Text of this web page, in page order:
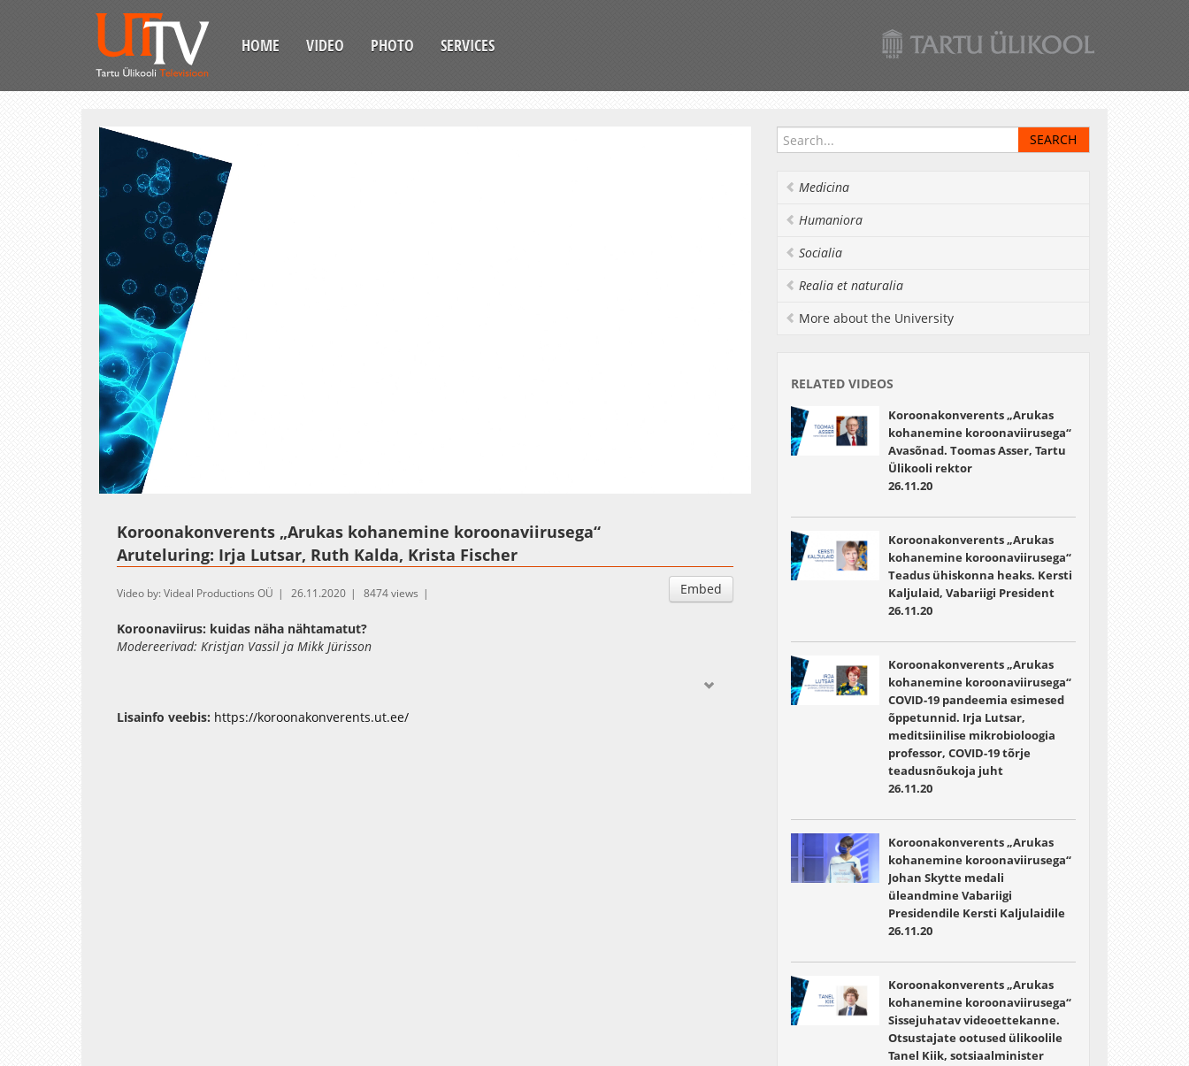
HOME VIDEO PHOTO SERVICES
Koroonakonverents „Arukas kohanemine koroonaviirusega“
Aruteluring: Irja Lutsar, Ruth Kalda, Krista Fischer
Embed
Video by: Videal Productions OÜ 26.11.2020 8474 views
Koroonaviirus: kuidas näha nähtamatut?
Modereerivad: Kristjan Vassil ja Mikk Jürisson
Lisainfo veebis: https://koroonakonverents.ut.ee/
Medicina
Humaniora
Socialia
Realia et naturalia
More about the University
RELATED VIDEOS
Koroonakonverents „Arukas
kohanemine koroonaviirusega“
Avasõnad. Toomas Asser, Tartu
Ülikooli rektor
26.11.20
Koroonakonverents „Arukas
kohanemine koroonaviirusega“
Teadus ühiskonna heaks. Kersti
Kaljulaid, Vabariigi President
26.11.20
Koroonakonverents „Arukas
kohanemine koroonaviirusega“
COVID-19 pandeemia esimesed
õppetunnid. Irja Lutsar,
meditsiinilise mikrobioloogia
professor, COVID-19 tõrje
teadusnõukoja juht
26.11.20
Koroonakonverents „Arukas
kohanemine koroonaviirusega“
Johan Skytte medali
üleandmine Vabariigi
Presidendile Kersti Kaljulaidile
26.11.20
Koroonakonverents „Arukas
kohanemine koroonaviirusega“
Sissejuhatav videoettekanne.
Otsustajate ootused ülikoolile
Tanel Kiik, sotsiaalminister